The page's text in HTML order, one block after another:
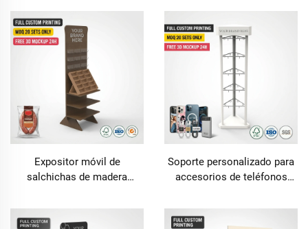
Expositor móvil de
salchichas de madera
charcutería y delicatessen,
expositor de carne y
Soporte personalizado para
accesorios de teléfonos
de tres caras para tiendas
minoristas, soporte para